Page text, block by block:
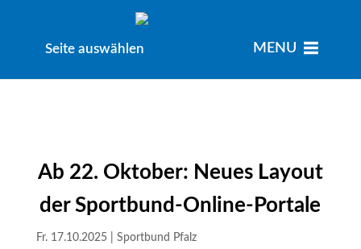
Seite auswählen MENU
Ab 22. Oktober: Neues Layout
der Sportbund-Online-Portale
Fr. 17.10.2025| Sportbund Pfalz